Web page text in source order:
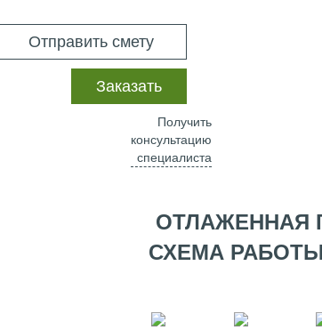
Отправить смету
Заказать
Получить
консультацию
специалиста
ОТЛАЖЕННАЯ
СХЕМА